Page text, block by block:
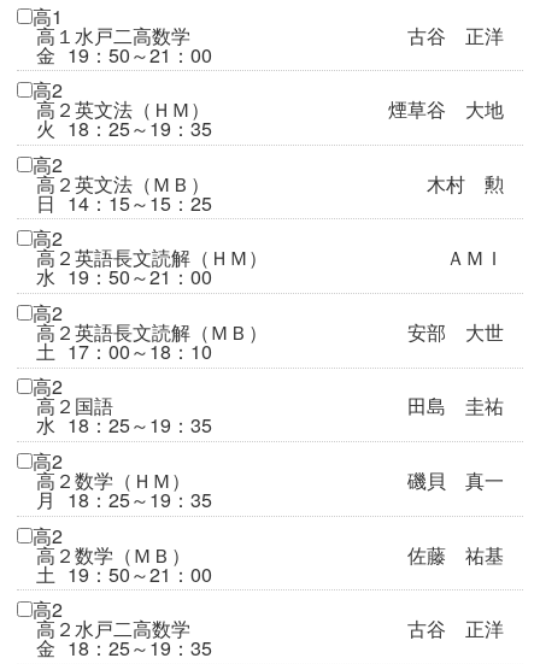
高1
高１水戸二高数学 古谷 正洋
金 19：50～21：00
高2
高２英文法（ＨＭ） 煙草谷 大地
火 18：25～19：35
高2
高２英文法（ＭＢ） 木村 勲
日 14：15～15：25
高2
高２英語長文読解（ＨＭ） ＡＭＩ
水 19：50～21：00
高2
高２英語長文読解（ＭＢ） 安部 大世
土 17：00～18：10
高2
高２国語 田島 圭祐
水 18：25～19：35
高2
高２数学（ＨＭ） 磯貝 真一
月 18：25～19：35
高2
高２数学（ＭＢ） 佐藤 祐基
土 19：50～21：00
高2
高２水戸二高数学 古谷 正洋
金 18：25～19：35